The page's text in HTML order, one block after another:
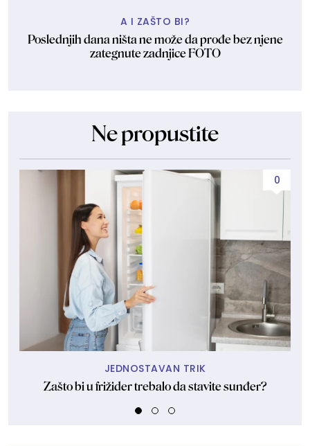
A I ZAŠTO BI?
Poslednjih dana ništa ne može da prođe bez njene
zategnute zadnjice FOTO
Ne propustite
0
JEDNOSTAVAN TRIK
Zašto bi u frižider trebalo da stavite sunđer?